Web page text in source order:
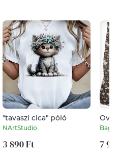
"tavaszi cica" póló
NArtStudio
3 890 Ft
Ovis
7